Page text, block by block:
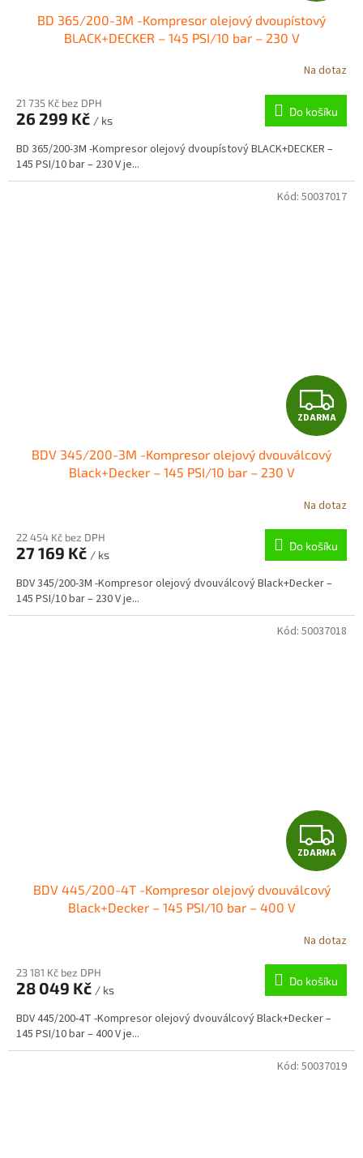
R
M
A
BD 365/200-3M -Kompresor olejový dvoupístový
BLACK+DECKER – 145 PSI/10 bar – 230 V
Na dotaz
21 735 Kč bez DPH
26 299 Kč / ks
Do košíku
BD 365/200-3M -Kompresor olejový dvoupístový BLACK+DECKER –
145 PSI/10 bar – 230 V je...
Z
D
R
M
A
ZDARMA
BDV 345/200-3M -Kompresor olejový dvouválcový
Black+Decker – 145 PSI/10 bar – 230 V
Na dotaz
22 454 Kč bez DPH
27 169 Kč / ks
Do košíku
BDV 345/200-3M -Kompresor olejový dvouválcový Black+Decker –
145 PSI/10 bar – 230 V je...
Kód: 50037017
Z
D
R
M
A
ZDARMA
BDV 445/200-4T -Kompresor olejový dvouválcový
Black+Decker – 145 PSI/10 bar – 400 V
Na dotaz
23 181 Kč bez DPH
28 049 Kč / ks
Do košíku
BDV 445/200-4T -Kompresor olejový dvouválcový Black+Decker –
145 PSI/10 bar – 400 V je...
Kód: 50037018
Kód: 50037019